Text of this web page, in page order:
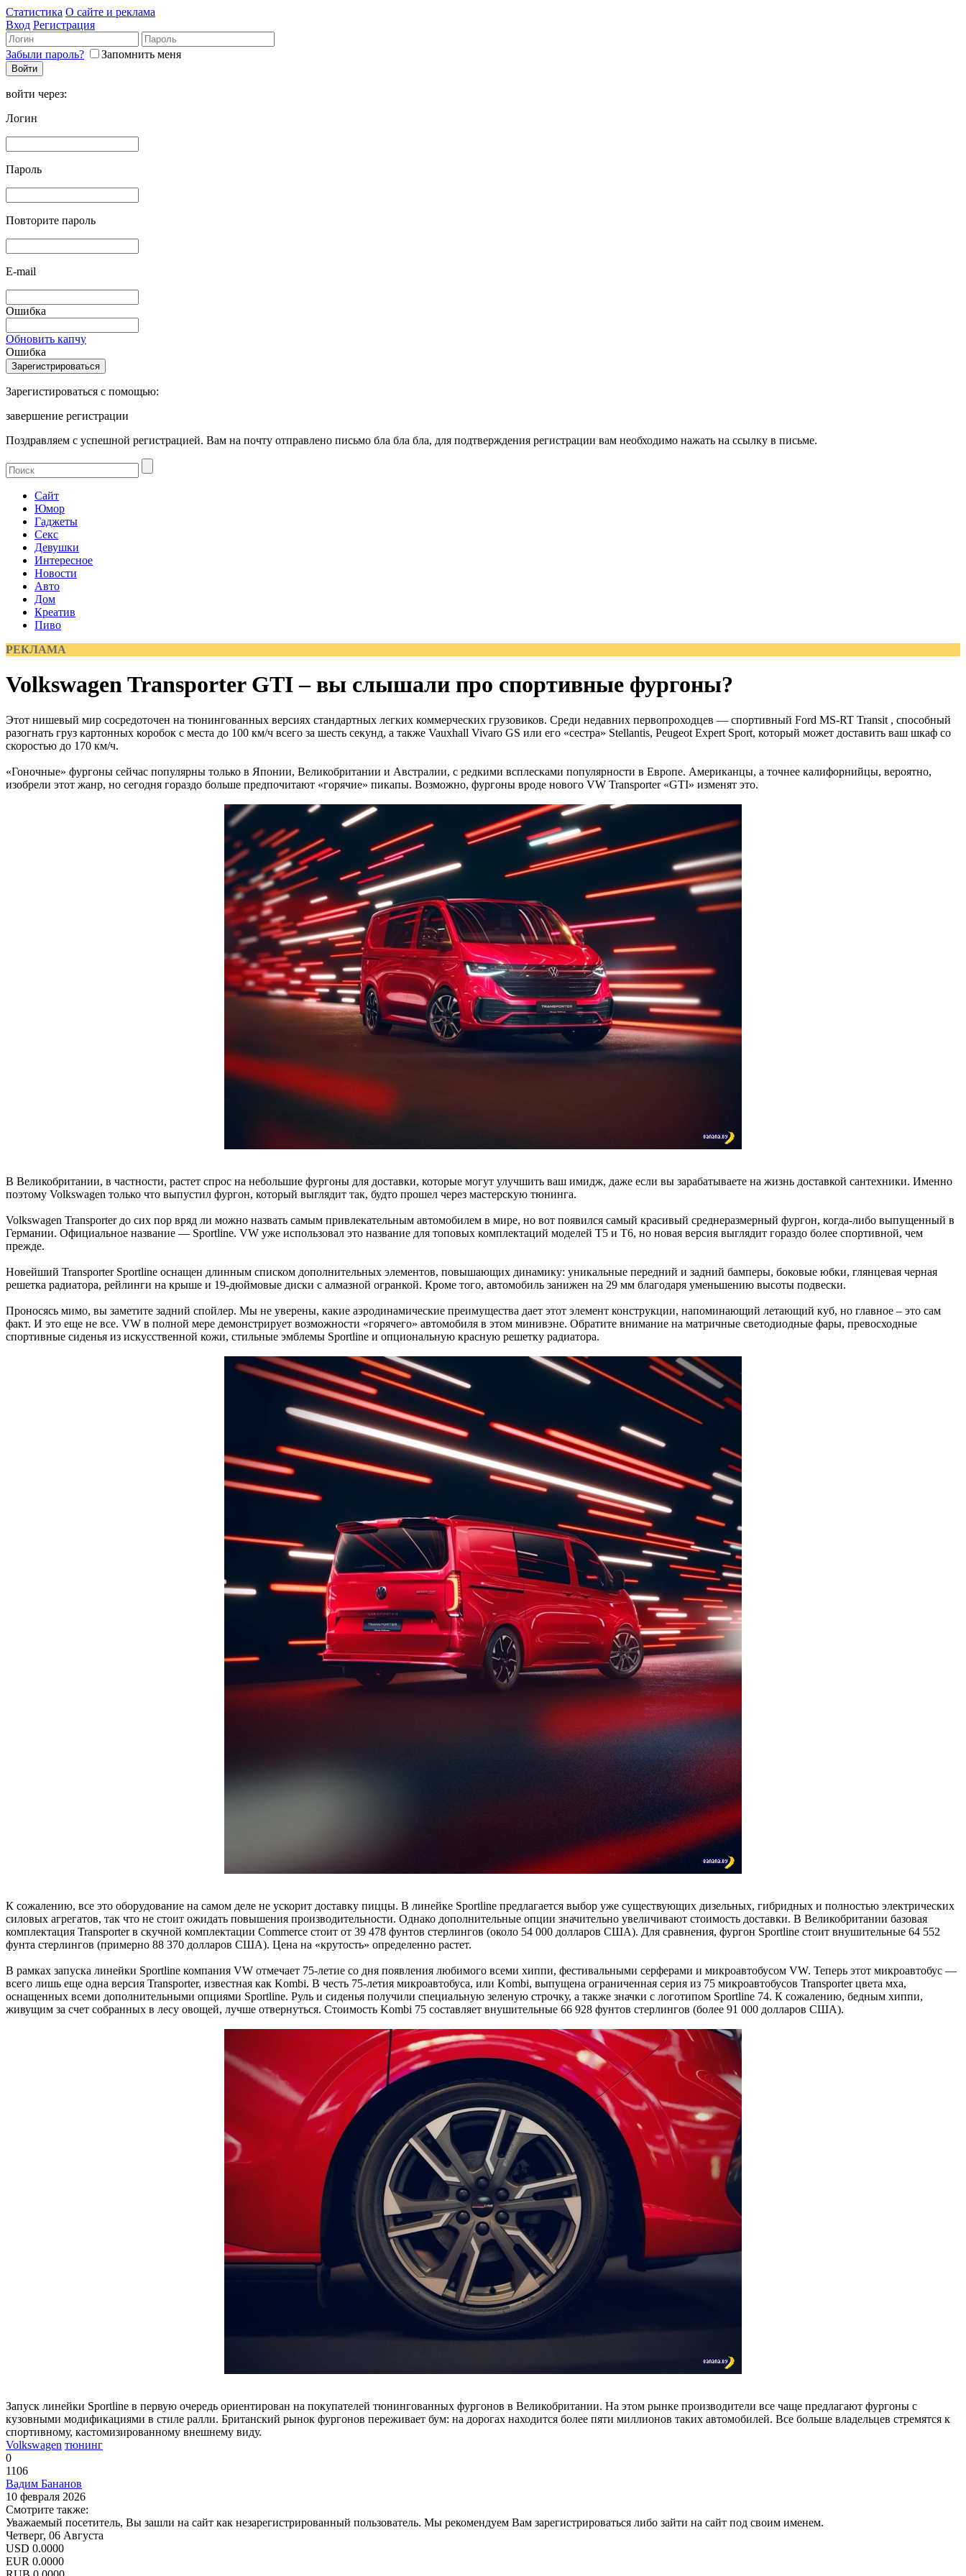
Статистика О сайте и реклама
Вход Регистрация
Забыли пароль? Запомнить меня
войти через:
Логин
Пароль
Повторите пароль
E-mail
Ошибка
Обновить капчу
Ошибка
Зарегистироваться с помощью:
завершение регистрации
Поздравляем с успешной регистрацией. Вам на почту отправлено письмо бла бла бла, для подтверждения регистрации вам необходимо нажать на ссылку в письме.
Сайт
Юмор
Гаджеты
Секс
Девушки
Интересное
Новости
Авто
Дом
Креатив
Пиво
РЕКЛАМА
Volkswagen Transporter GTI – вы слышали про спортивные фургоны?
Этот нишевый мир сосредоточен на тюнингованных версиях стандартных легких коммерческих грузовиков. Среди недавних первопроходцев — спортивный Ford MS-RT Transit , способный
разогнать груз картонных коробок с места до 100 км/ч всего за шесть секунд, а также Vauxhall Vivaro GS или его «сестра» Stellantis, Peugeot Expert Sport, который может доставить ваш шкаф со
скоростью до 170 км/ч.
«Гоночные» фургоны сейчас популярны только в Японии, Великобритании и Австралии, с редкими всплесками популярности в Европе. Американцы, а точнее калифорнийцы, вероятно,
изобрели этот жанр, но сегодня гораздо больше предпочитают «горячие» пикапы. Возможно, фургоны вроде нового VW Transporter «GTI» изменят это.
В Великобритании, в частности, растет спрос на небольшие фургоны для доставки, которые могут улучшить ваш имидж, даже если вы зарабатываете на жизнь доставкой сантехники. Именно
поэтому Volkswagen только что выпустил фургон, который выглядит так, будто прошел через мастерскую тюнинга.
Volkswagen Transporter до сих пор вряд ли можно назвать самым привлекательным автомобилем в мире, но вот появился самый красивый среднеразмерный фургон, когда-либо выпущенный в
Германии. Официальное название — Sportline. VW уже использовал это название для топовых комплектаций моделей T5 и T6, но новая версия выглядит гораздо более спортивной, чем
прежде.
Новейший Transporter Sportline оснащен длинным списком дополнительных элементов, повышающих динамику: уникальные передний и задний бамперы, боковые юбки, глянцевая черная
решетка радиатора, рейлинги на крыше и 19-дюймовые диски с алмазной огранкой. Кроме того, автомобиль занижен на 29 мм благодаря уменьшению высоты подвески.
Проносясь мимо, вы заметите задний спойлер. Мы не уверены, какие аэродинамические преимущества дает этот элемент конструкции, напоминающий летающий куб, но главное – это сам
факт. И это еще не все. VW в полной мере демонстрирует возможности «горячего» автомобиля в этом минивэне. Обратите внимание на матричные светодиодные фары, превосходные
спортивные сиденья из искусственной кожи, стильные эмблемы Sportline и опциональную красную решетку радиатора.
К сожалению, все это оборудование на самом деле не ускорит доставку пиццы. В линейке Sportline предлагается выбор уже существующих дизельных, гибридных и полностью электрических
силовых агрегатов, так что не стоит ожидать повышения производительности. Однако дополнительные опции значительно увеличивают стоимость доставки. В Великобритании базовая
комплектация Transporter в скучной комплектации Commerce стоит от 39 478 фунтов стерлингов (около 54 000 долларов США). Для сравнения, фургон Sportline стоит внушительные 64 552
фунта стерлингов (примерно 88 370 долларов США). Цена на «крутость» определенно растет.
В рамках запуска линейки Sportline компания VW отмечает 75-летие со дня появления любимого всеми хиппи, фестивальными серферами и микроавтобусом VW. Теперь этот микроавтобус —
всего лишь еще одна версия Transporter, известная как Kombi. В честь 75-летия микроавтобуса, или Kombi, выпущена ограниченная серия из 75 микроавтобусов Transporter цвета мха,
оснащенных всеми дополнительными опциями Sportline. Руль и сиденья получили специальную зеленую строчку, а также значки с логотипом Sportline 74. К сожалению, бедным хиппи,
живущим за счет собранных в лесу овощей, лучше отвернуться. Стоимость Kombi 75 составляет внушительные 66 928 фунтов стерлингов (более 91 000 долларов США).
Запуск линейки Sportline в первую очередь ориентирован на покупателей тюнингованных фургонов в Великобритании. На этом рынке производители все чаще предлагают фургоны с
кузовными модификациями в стиле ралли. Британский рынок фургонов переживает бум: на дорогах находится более пяти миллионов таких автомобилей. Все больше владельцев стремятся к
спортивному, кастомизированному внешнему виду.
Volkswagen тюнинг
0
1106
Вадим Бананов
10 февраля 2026
Смотрите также:
Уважаемый посетитель, Вы зашли на сайт как незарегистрированный пользователь. Мы рекомендуем Вам зарегистрироваться либо зайти на сайт под своим именем.
Четверг, 06 Августа
USD 0.0000
EUR 0.0000